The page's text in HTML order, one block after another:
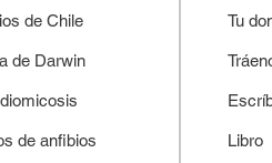
Tu
Libro
de Chile
de Darwin
de anfibios